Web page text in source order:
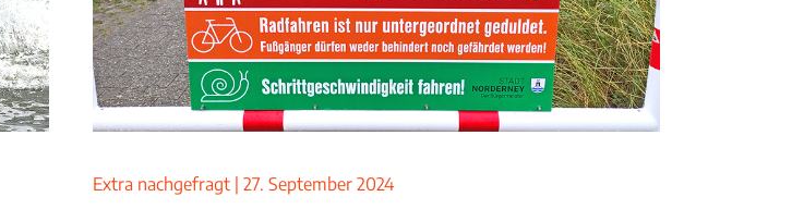
Extra nachgefragt 27. September 2024